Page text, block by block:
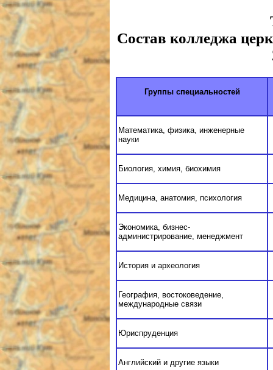
Состав колледжа
Группы специальностей
Математика, физика, инженерные
науки
Биология, химия, биохимия
Медицина, анатомия, психология
Экономика, бизнес-
администрирование, менеджмент
История и археология
География, востоковедение,
международные связи
Юриспруденция
Английский и другие языки